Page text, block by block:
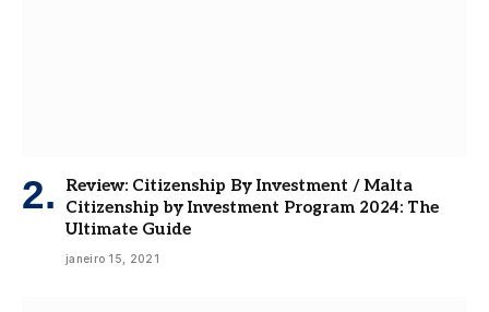
Review: Citizenship By Investment / Malta
Citizenship by Investment Program 2024: The
Ultimate Guide
janeiro 15, 2021